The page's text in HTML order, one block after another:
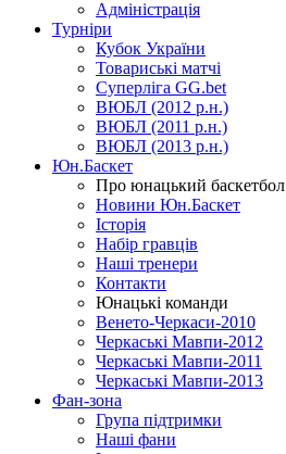
Адміністрація
Турніри
Кубок України
Товариські матчі
Суперліга GG.bet
ВЮБЛ (2012 р.н.)
ВЮБЛ (2011 р.н.)
ВЮБЛ (2013 р.н.)
Юн.Баскет
Про юнацький баскетбол
Новини Юн.Баскет
Історія
Набір гравців
Наші тренери
Контакти
Юнацькі команди
Венето-Черкаси-2010
Черкаські Мавпи-2012
Черкаські Мавпи-2011
Черкаські Мавпи-2013
Фан-зона
Група підтримки
Наші фани